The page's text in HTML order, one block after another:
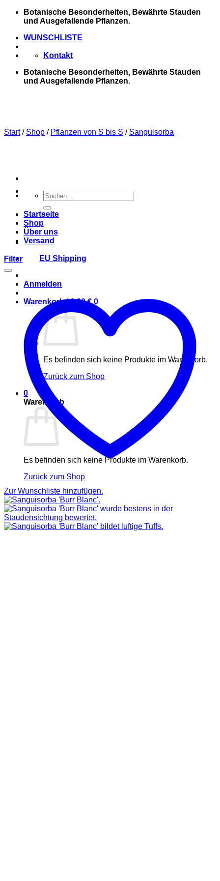
Zum
Botanische Besonderheiten, Bewährte Stauden
und Ausgefallende Pflanzen.
WUNSCHLISTE
Kontakt
Botanische Besonderheiten, Bewährte Stauden
und Ausgefallende Pflanzen.
Suchen
nach:
Startseite
Shop
Über uns
Versand
EU Shipping
Anmelden
Warenkorb /0,00€ 0
Es befinden sich keine Produkte im Warenkorb.
Zurück zum Shop
0
Warenkorb
Es befinden sich keine Produkte im Warenkorb.
Zurück zum Shop
Start / Shop / Pflanzen von S bis S / Sanguisorba
Filter
Zur Wunschliste hinzufügen.